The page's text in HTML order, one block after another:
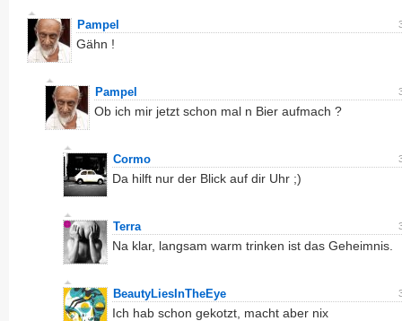
Pampel
Gähn !
Pampel
Ob ich mir jetzt schon mal n Bier aufmach ?
Cormo
Da hilft nur der Blick auf dir Uhr ;)
Terra
Na klar, langsam warm trinken ist das Geheimnis.
BeautyLiesInTheEye
Ich hab schon gekotzt, macht aber nix